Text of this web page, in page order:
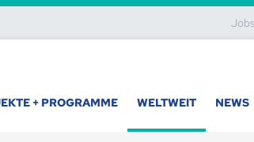
Jobs
+ PROGRAMME WELTWEIT NEWS